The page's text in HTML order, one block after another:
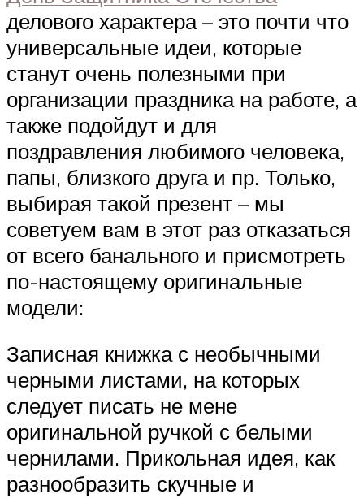
делового характера – это почти что
универсальные идеи, которые
станут очень полезными при
организации праздника на работе, а
также подойдут и для
поздравления любимого человека,
папы, близкого друга и пр. Только,
выбирая такой презент – мы
советуем вам в этот раз отказаться
от всего банального и присмотреть
по-настоящему оригинальные
модели:
Записная книжка с необычными
черными листами, на которых
следует писать не мене
оригинальной ручкой с белыми
чернилами. Прикольная идея, как
разнообразить скучные и